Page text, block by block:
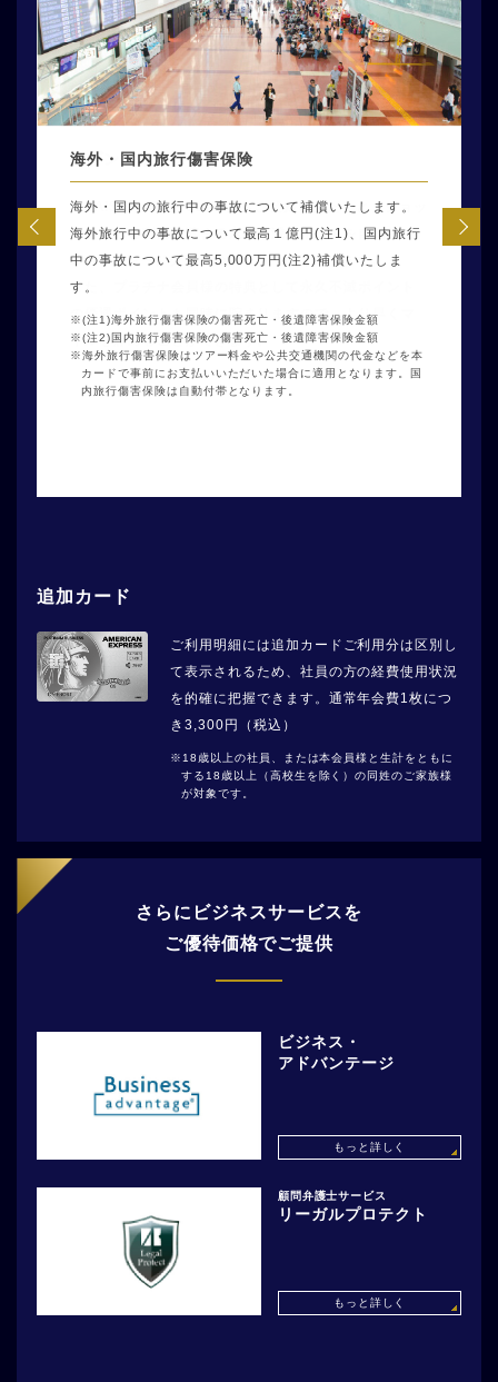
コンシェルジュ
会員の皆さまのご相談･お問い合わせにお応えするため
に、会員様専用のコールセンターをご用意いたしまし
た。 24時間365日、専任のスタッフが誠心誠意お応え
いたします。
セゾンマイルクラブ
「SAISON MILE CLUB」へご登録いただくと、ショッ
ピングのご利用で貯まる永久不滅ポイントを自動的に
JALマイレージクラブのマイルへ移行できます。
また、プラチナ会員様の特典として永久不滅ポイント
の優遇ポイントも同時に貯まりますので、より早くマ
イルを貯めることができます。
海外・国内旅行傷害保険
海外・国内の旅行中の事故について補償いたします。
海外旅行中の事故について最高１億円(注1)、国内旅行
中の事故について最高5,000万円(注2)補償いたしま
す。
(注1)海外旅行傷害保険の傷害死亡・後遺障害保険金額
(注2)国内旅行傷害保険の傷害死亡・後遺障害保険金額
海外旅行傷害保険はツアー料金や公共交通機関の代金などを本
カードで事前にお支払いいただいた場合に適用となります。国
内旅行傷害保険は自動付帯となります。
プライオリティ・パス
世界に広がる空港ラウンジ・サービスをご利用いただ
ける「デジタル会員証(プライオリティ・パス アプ
リ)」に年会費無料でお申し込みいただけます。世界中
の空港ラウンジに加え、国内外の空港の提携する飲食
店やスパなども、ご利用いただけます。
通常年会費 469米ドル（プレステージプラン）
満席・貸切などご利用いただけない場合がございます。また、
ラウンジにより利用時間に制限がある場合もございます。
サービス内容は各ラウンジにより異なります。
Tablet® Hotels
ミシュランお墨付き、世界のホテルガイドTablet®
Hotelsは、「生涯忘れることのない体験」を約束して
くれるホテルを厳選してご紹介いたします。
Tablet Plus加盟ホテルにてVIPアップグレードや優待
特典をお楽しみいただける「Tablet Plus（タブレッ
ト・プラス）」が無料でご利用いただけます。
通常年会費16,000円(税込)
セゾンプレミアムゴルフサービス
憧れの名門コースでのプレーをはじめ、コースレッス
ン会やプロを招いたイベントなど、多くの会員様が参
加できるセゾンプレミアムゴルフサービスをご優待料
金11,000円(税込)でご利用いただけます。少人数から
160名を超える規模までの幅広いイベント（コンペ）に
参加できるなど、ゴルフを通じて仲間の輪を広げ、よ
り豊かなゴルフライフを楽しんでいただけます。
通常年会費26,400円(税込)
追加カード
ご利用明細には追加カードご利用分は区別し
て表示されるため、社員の方の経費使用状況
を的確に把握できます。通常年会費1枚につ
き3,300円（税込）
18歳以上の社員、または本会員様と生計をともに
する18歳以上（高校生を除く）の同姓のご家族様
が対象です。
さらにビジネスサービスを
ご優待価格でご提供
ビジネス・
アドバンテージ
もっと詳しく
顧問弁護士サービス
リーガルプロテクト
もっと詳しく